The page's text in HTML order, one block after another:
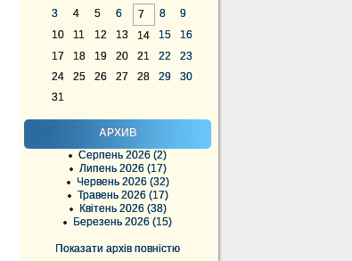
3
4 5 6 7 8
9
10
11 12 13 14 15
16
17
18 19 20 21 22
23
24
25 26 27 28 29
30
31
АРХИВ
Серпень 2026 (2)
Липень 2026 (17)
Червень 2026 (32)
Травень 2026 (17)
Квітень 2026 (38)
Березень 2026 (15)
Показати архів повністю